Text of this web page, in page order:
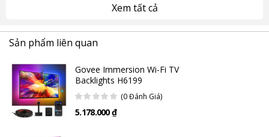
Xem tất cả
Sản phẩm liên quan
Govee Immersion Wi-Fi TV
Backlights H6199
(0 Đánh Giá)
5.178.000 ₫